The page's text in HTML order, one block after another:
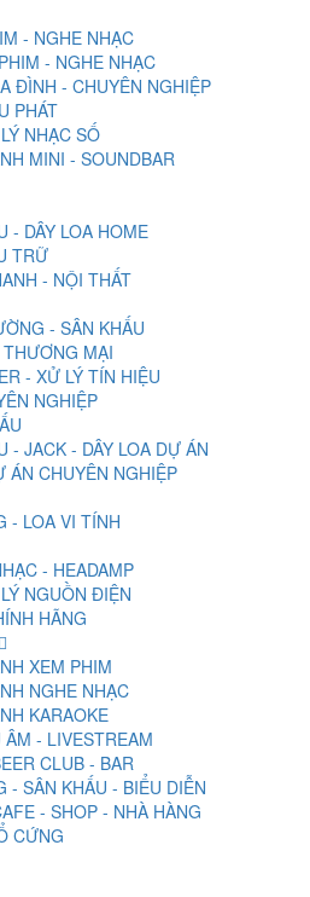
- NGHE NHẠC
- NGHE NHẠC
ĐÌNH - CHUYÊN NGHIỆP
PHÁT
NHẠC SỐ
MINI - SOUNDBAR
- DÂY LOA HOME
TRỮ
- NỘI THẤT
- SÂN KHẤU
MẠI
- XỬ LÝ TÍN HIỆU
NGHIỆP
- JACK - DÂY LOA DỰ ÁN
ÁN CHUYÊN NGHIỆP
- LOA VI TÍNH
- HEADAMP
NGUỒN ĐIỆN
HÃNG
XEM PHIM
NGHE NHẠC
KARAOKE
- LIVESTREAM
CLUB - BAR
- SÂN KHẤU - BIỂU DIỄN
- SHOP - NHÀ HÀNG
CỨNG